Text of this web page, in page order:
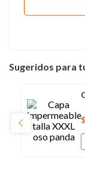
Sugeridos para
$